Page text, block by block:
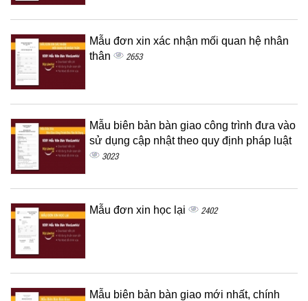
Mẫu đơn xin xác nhận mối quan hệ nhân
thân
2653
Mẫu biên bản bàn giao công trình đưa vào
sử dụng cập nhật theo quy định pháp luật
3023
Mẫu đơn xin học lại 2402
Mẫu biên bản bàn giao mới nhất, chính